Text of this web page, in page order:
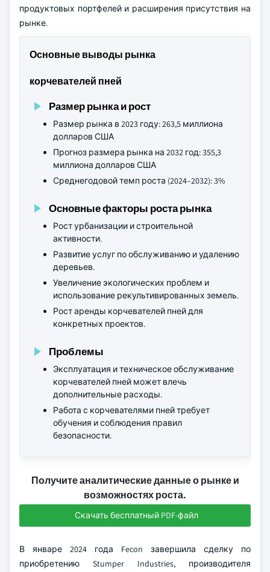
продуктовых портфелей и расширения присутствия на
рынке.
Основные выводы рынка
корчевателей пней
Размер рынка и рост
Размер рынка в 2023 году: 263,5 миллиона
долларов США
Прогноз размера рынка на 2032 год: 355,3
миллиона долларов США
Среднегодовой темп роста (2024–2032): 3%
Основные факторы роста рынка
Рост урбанизации и строительной
активности.
Развитие услуг по обслуживанию и удалению
деревьев.
Увеличение экологических проблем и
использование рекультивированных земель.
Рост аренды корчевателей пней для
конкретных проектов.
Проблемы
Эксплуатация и техническое обслуживание
корчевателей пней может влечь
дополнительные расходы.
Работа с корчевателями пней требует
обучения и соблюдения правил
безопасности.
Получите аналитические данные о рынке и
возможностях роста.
Скачать бесплатный PDF-файл
В январе 2024 года Fecon завершила сделку по
приобретению Stumper Industries, производителя